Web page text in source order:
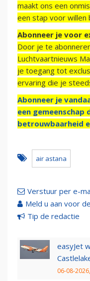
maakt ons een
een stap voor willen
Abonneer je voor
Door je te
Luchtvaartnieuws
je toegang tot
ervaring die je
Abonneer je
een
betrouwbaarheid
air astana
Verstuur per e-
Meld u aan voor
Tip de redactie
easyJet
06-08-